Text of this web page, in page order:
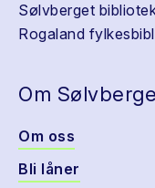
Sølvberget
Rogaland
Om
Om oss
Bli låner